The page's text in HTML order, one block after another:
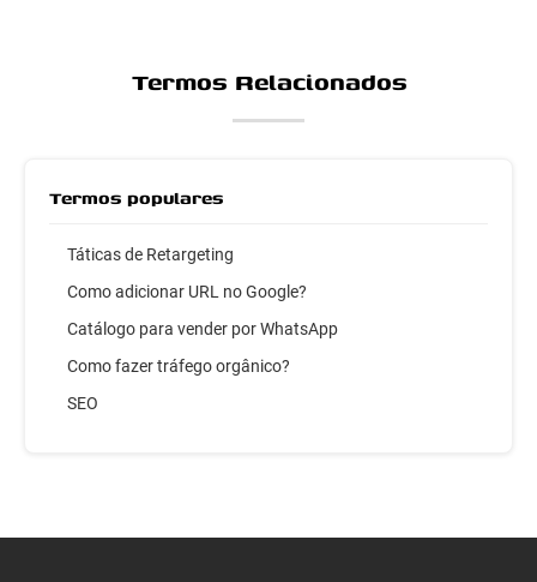
Termos Relacionados
Termos populares
Táticas de Retargeting
Como adicionar URL no Google?
Catálogo para vender por WhatsApp
Como fazer tráfego orgânico?
SEO